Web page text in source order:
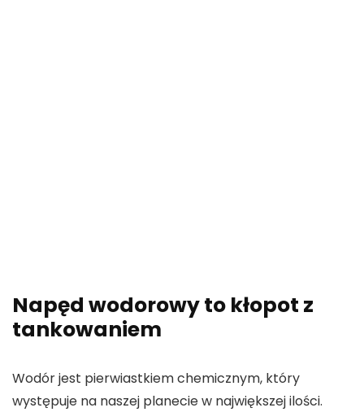
Napęd wodorowy to kłopot z
tankowaniem
Wodór jest pierwiastkiem chemicznym, który
występuje na naszej planecie w największej ilości.